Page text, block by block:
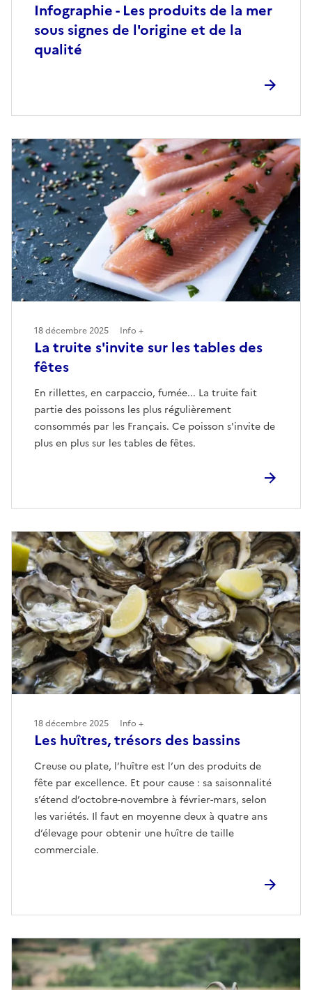
Infographie - Les produits de la mer
sous signes de l'origine et de la
qualité
La truite s'invite sur les tables des
fêtes
En rillettes, en carpaccio, fumée... La truite fait
partie des poissons les plus régulièrement
consommés par les Français. Ce poisson s'invite de
plus en plus sur les tables de fêtes.
18 décembre 2025 Info +
Les huîtres, trésors des bassins
Creuse ou plate, l’huître est l’un des produits de
fête par excellence. Et pour cause : sa saisonnalité
s’étend d’octobre-novembre à février-mars, selon
les variétés. Il faut en moyenne deux à quatre ans
d’élevage pour obtenir une huître de taille
commerciale.
18 décembre 2025 Info +